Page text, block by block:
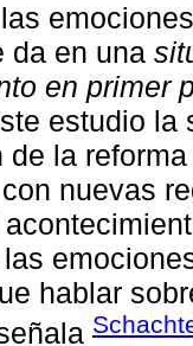
da en una
en primer
estudio
de la
nuevas
hablar